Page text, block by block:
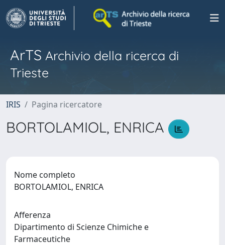
ArTS Archivio della ricerca di
Trieste
IRIS Pagina ricercatore
BORTOLAMIOL, ENRICA
Nome completo
BORTOLAMIOL, ENRICA
Afferenza
Dipartimento di Scienze Chimiche e
Farmaceutiche